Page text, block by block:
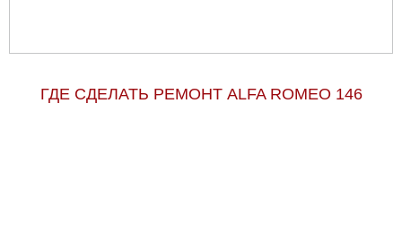
ГДЕ СДЕЛАТЬ РЕМОНТ ALFA ROMEO 146